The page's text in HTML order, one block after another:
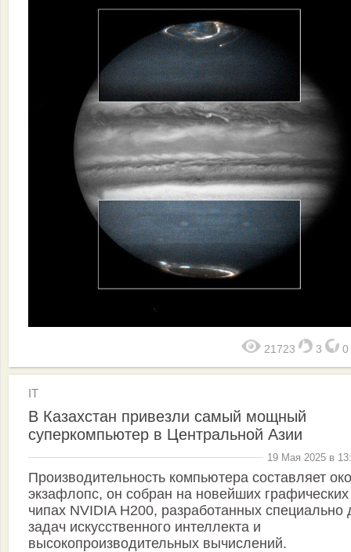
21723 3 0
IT
В Казахстан привезли самый мощный
суперкомпьютер в Центральной Азии
19 Мая 2025 в
Производительность компьютера составляет
экзафлопс, он собран на новейших графических
чипах NVIDIA H200, разработанных специально
задач искусственного интеллекта и
высокопроизводительных вычислений.